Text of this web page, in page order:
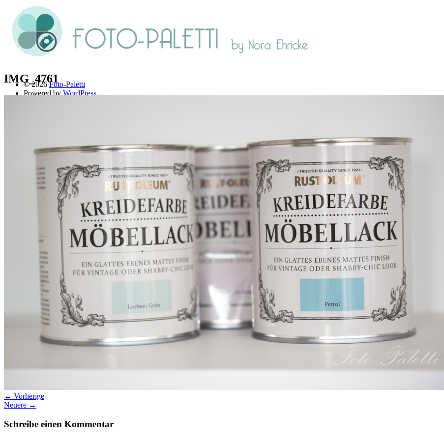
IMG_4761
← Vorherige
Neuere →
Schreibe einen Kommentar
© 2026Foto-Paletti
Powered by WordPress
Home
Florales
Menschen
Stadt und Land
Weitere Fotoblogs
Datenschutz
TAG CLOUD
Blogparade Blumen Buchempfehlung design Farben Filter Fotoprojekt Frühling Gewinner
Makro Monochrom Produkttest S-/W Schnee Schwarz-Weiß SEO Sommer Stockfotografie Streetfotografie